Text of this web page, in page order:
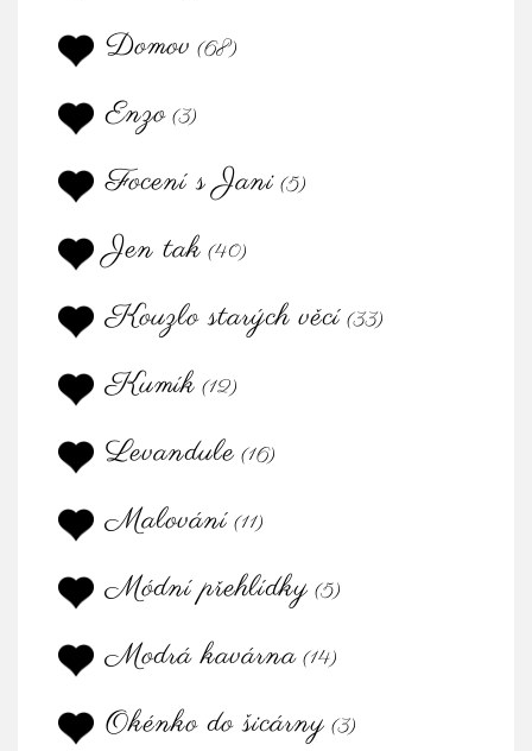
Domov (68)
Enzo (3)
Focení s Jani (5)
Jen tak (40)
Kouzlo starých věcí (33)
Kumík (12)
Levandule (16)
Malování (11)
Módní přehlídky (5)
Modrá kavárna (14)
Okénko do šicárny (3)